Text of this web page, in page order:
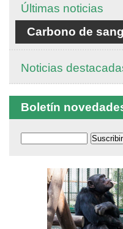
Últimas noticias
Carbono de
Noticias
Boletín